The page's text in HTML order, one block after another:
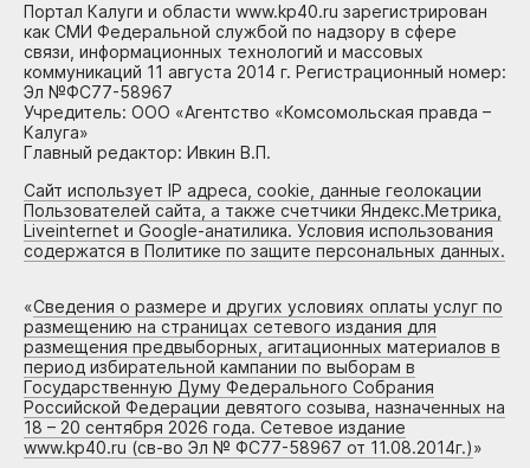
Портал Калуги и области www.kp40.ru зарегистрирован
как СМИ Федеральной службой по надзору в сфере
связи, информационных технологий и массовых
коммуникаций 11 августа 2014 г. Регистрационный номер:
Эл №ФС77-58967
Учредитель: ООО «Агентство «Комсомольская правда –
Калуга»
Главный редактор: Ивкин В.П.
Сайт использует IP адреса, cookie, данные геолокации
Пользователей сайта, а также счетчики Яндекс.Метрика,
Liveinternet и Google-анатилика. Условия использования
содержатся в Политике по защите персональных данных.
«Сведения о размере и других условиях оплаты услуг по
размещению на страницах сетевого издания для
размещения предвыборных, агитационных материалов в
период избирательной кампании по выборам в
Государственную Думу Федерального Собрания
Российской Федерации девятого созыва, назначенных на
18 – 20 сентября 2026 года. Сетевое издание
www.kp40.ru (св-во Эл № ФС77-58967 от 11.08.2014г.)»